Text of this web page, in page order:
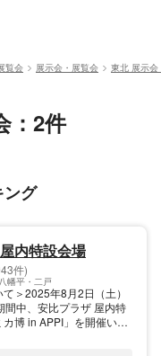
覧会 展示会・展覧会 東北 展示会
：2件
グ
内特設会場
件)
幡平・二戸
＞2025年8月2日（土）
間中、安比プラザ 屋内特
博 in APPI」を開催いた